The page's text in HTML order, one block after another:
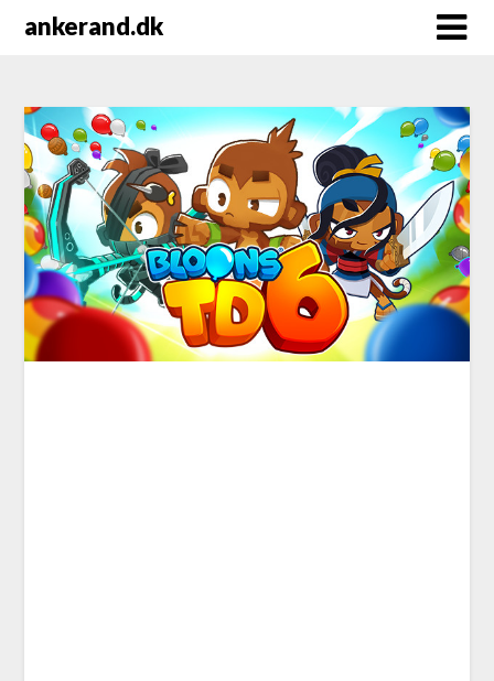
ankerand.dk